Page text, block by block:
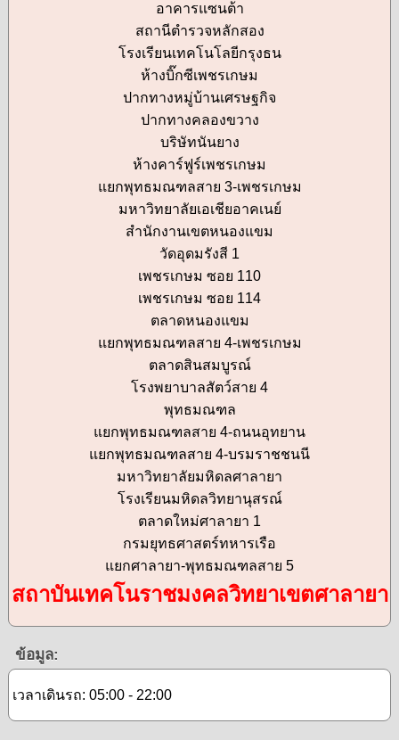
อาคารแซนต้า
สถานีตำรวจหลักสอง
โรงเรียนเทคโนโลยีกรุงธน
ห้างบิ๊กซีเพชรเกษม
ปากทางหมู่บ้านเศรษฐกิจ
ปากทางคลองขวาง
บริษัทนันยาง
ห้างคาร์ฟูร์เพชรเกษม
แยกพุทธมณฑลสาย 3-เพชรเกษม
มหาวิทยาลัยเอเชียอาคเนย์
สำนักงานเขตหนองแขม
วัดอุดมรังสี 1
เพชรเกษม ซอย 110
เพชรเกษม ซอย 114
ตลาดหนองแขม
แยกพุทธมณฑลสาย 4-เพชรเกษม
ตลาดสินสมบูรณ์
โรงพยาบาลสัตว์สาย 4
พุทธมณฑล
แยกพุทธมณฑลสาย 4-ถนนอุทยาน
แยกพุทธมณฑลสาย 4-บรมราชชนนี
มหาวิทยาลัยมหิดลศาลายา
โรงเรียนมหิดลวิทยานุสรณ์
ตลาดใหม่ศาลายา 1
กรมยุทธศาสตร์ทหารเรือ
แยกศาลายา-พุทธมณฑลสาย 5
สถาบันเทคโนราชมงคลวิทยาเขตศาลายา
ข้อมูล:
เวลาเดินรถ: 05:00 - 22:00